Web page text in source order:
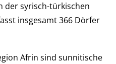
der syrisch-türkischen
insgesamt 366 Dörfer
Afrin sind sunnitische